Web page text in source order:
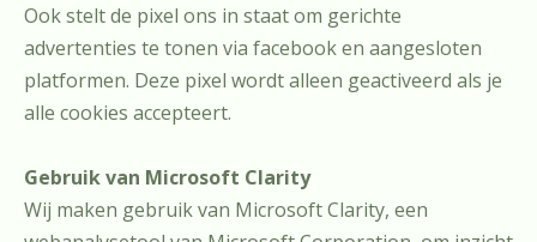
Ook stelt de pixel ons in staat om gerichte
advertenties te tonen via facebook en aangesloten
platformen. Deze pixel wordt alleen geactiveerd als je
alle cookies accepteert.
Gebruik van Microsoft Clarity
Wij maken gebruik van Microsoft Clarity, een